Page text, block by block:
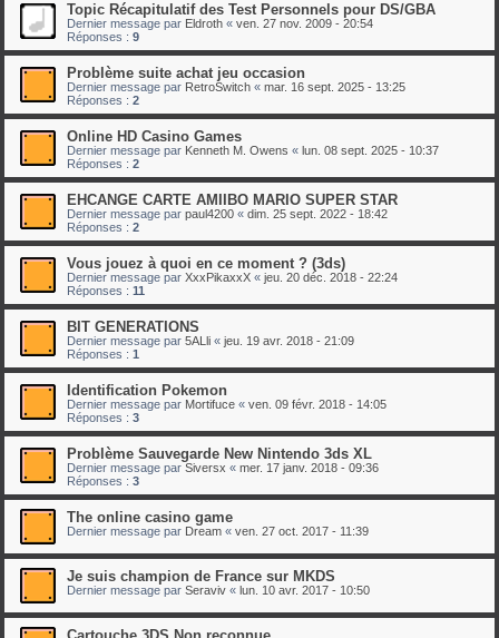
Topic Récapitulatif des Test Personnels pour DS/GBA
Dernier message par Eldroth « ven. 27 nov. 2009 - 20:54
Réponses : 9
Problème suite achat jeu occasion
Dernier message par RetroSwitch « mar. 16 sept. 2025 - 13:25
Réponses : 2
Online HD Casino Games
Dernier message par Kenneth M. Owens « lun. 08 sept. 2025 - 10:37
Réponses : 2
EHCANGE CARTE AMIIBO MARIO SUPER STAR
Dernier message par paul4200 « dim. 25 sept. 2022 - 18:42
Réponses : 2
Vous jouez à quoi en ce moment ? (3ds)
Dernier message par XxxPikaxxX « jeu. 20 déc. 2018 - 22:24
Réponses : 11
BIT GENERATIONS
Dernier message par 5ALli « jeu. 19 avr. 2018 - 21:09
Réponses : 1
Identification Pokemon
Dernier message par Mortifuce « ven. 09 févr. 2018 - 14:05
Réponses : 3
Problème Sauvegarde New Nintendo 3ds XL
Dernier message par Siversx « mer. 17 janv. 2018 - 09:36
Réponses : 3
The online casino game
Dernier message par Dream « ven. 27 oct. 2017 - 11:39
Je suis champion de France sur MKDS
Dernier message par Seraviv « lun. 10 avr. 2017 - 10:50